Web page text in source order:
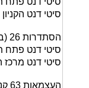
סיטי דנט
הסתדרות 26 (בניין פלינר), קומה 14,פתח תקווה
סיטי דנט פתח
סיטי דנט
העצמאות 63 קניון הכיכר קומה 1,פתח תקווה